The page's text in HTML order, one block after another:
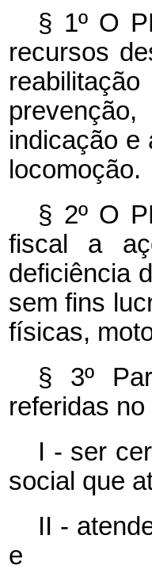
§ 1º O
recursos
indicação e
locomoção.
§ 2º O
fiscal a
deficiência
sem fins
físicas,
§ 3º
referidas no
I - ser
social que
II -
e